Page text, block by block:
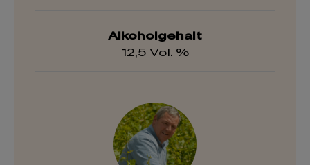
Alkoholgehalt
12,5 Vol. %